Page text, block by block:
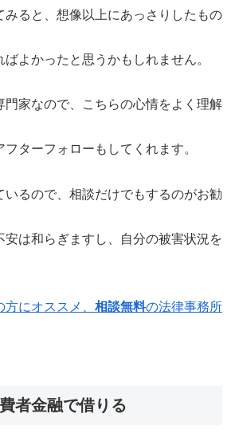
みると、想像以上にあっさりしたもの
よかったと思うかもしれません。
門家なので、こちらの心情をよく理解
ターフォローもしてくれます。
いるので、相談だけでもするのがお勧
安は和らぎますし、自分の被害状況を
にオススメ、 相談無料の法律事務所
者金融で借りる